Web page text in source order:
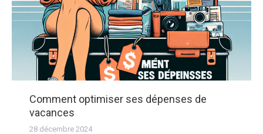
Comment optimiser ses dépenses de
vacances
28 décembre 2024